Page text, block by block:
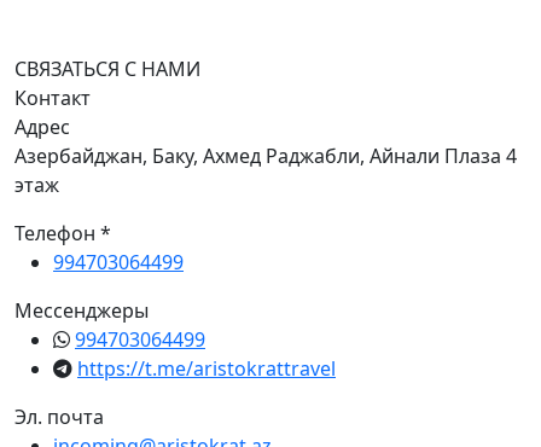
СВЯЗАТЬСЯ С НАМИ
Контакт
Адрес
Азербайджан, Баку, Ахмед Раджабли, Айнали Плаза 4
этаж
Телефон *
994703064499
Мессенджеры
994703064499
https://t.me/aristokrattravel
Эл. почта